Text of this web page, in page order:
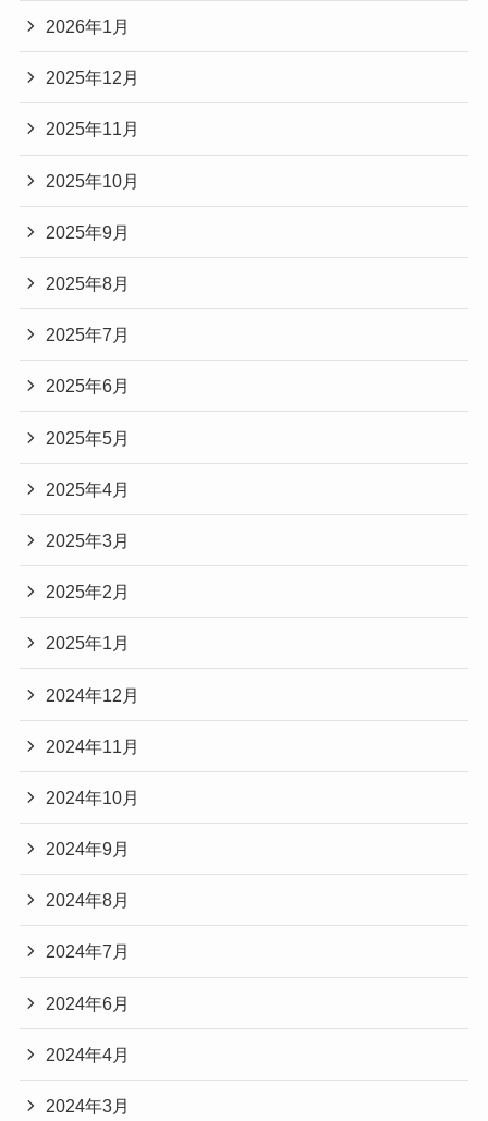
2026年1月
2025年12月
2025年11月
2025年10月
2025年9月
2025年8月
2025年7月
2025年6月
2025年5月
2025年4月
2025年3月
2025年2月
2025年1月
2024年12月
2024年11月
2024年10月
2024年9月
2024年8月
2024年7月
2024年6月
2024年4月
2024年3月